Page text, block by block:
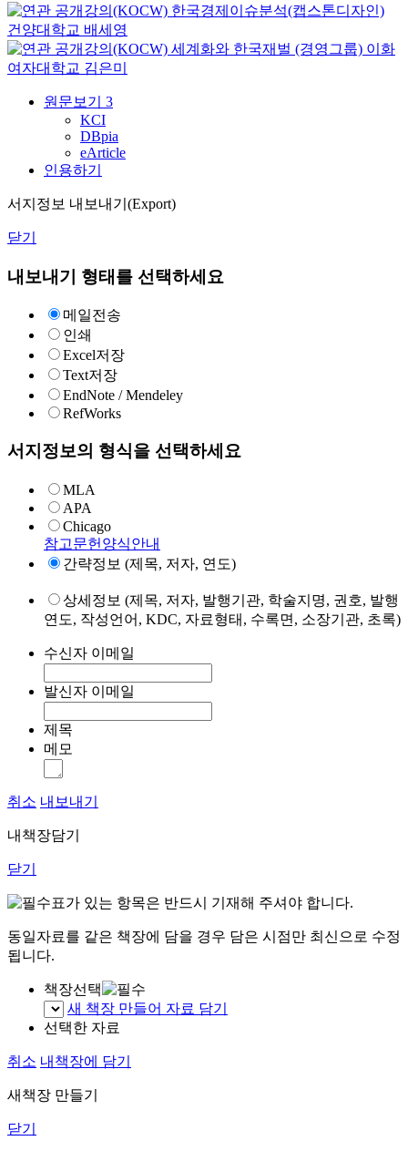
한국경제이슈분석(캡스톤디자인)
건양대학교 배세영
세계화와 한국재벌 (경영그룹) 이화
여자대학교 김은미
원문보기 3
KCI
DBpia
eArticle
인용하기
서지정보 내보내기(Export)
닫기
내보내기 형태를 선택하세요
메일전송
인쇄
Excel저장
Text저장
EndNote / Mendeley
RefWorks
서지정보의 형식을 선택하세요
MLA
APA
Chicago
참고문헌양식안내
간략정보 (제목, 저자, 연도)
상세정보 (제목, 저자, 발행기관, 학술지명, 권호, 발행
연도, 작성언어, KDC, 자료형태, 수록면, 소장기관, 초록)
수신자 이메일
발신자 이메일
제목
메모
취소 내보내기
내책장담기
닫기
표가 있는 항목은 반드시 기재해 주셔야 합니다.
동일자료를 같은 책장에 담을 경우 담은 시점만 최신으로 수정
됩니다.
책장선택
새 책장 만들어 자료 담기
선택한 자료
취소 내책장에 담기
새책장 만들기
닫기